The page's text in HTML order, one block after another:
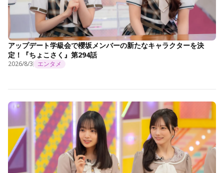
アップデート学級会で櫻坂メンバーの新たなキャラクターを決
定！『ちょこさく』第294話
2026/8/3 エンタメ